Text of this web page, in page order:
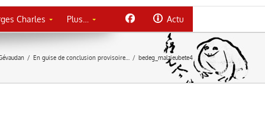
Charles Plus… Actu
/ En guise de conclusion provisoire… / bedeg_malzieubete4